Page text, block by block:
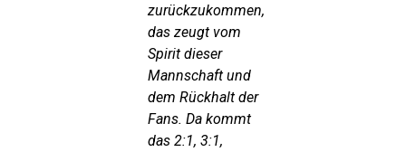
zurückzukommen,
das zeugt vom
Spirit dieser
Mannschaft und
dem Rückhalt der
Fans. Da kommt
das 2:1, 3:1,